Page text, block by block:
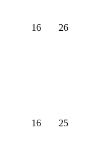
16 26
16 25